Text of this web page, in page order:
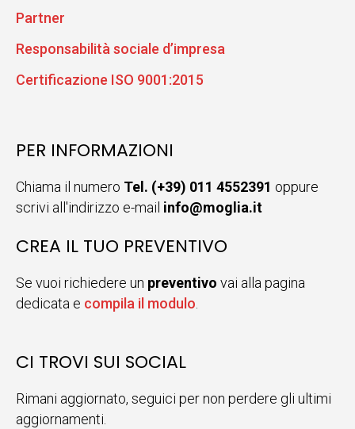
Partner
Responsabilità sociale d’impresa
Certificazione ISO 9001:2015
PER INFORMAZIONI
Chiama il numero Tel. (+39) 011 4552391 oppure
scrivi all'indirizzo e-mail info@moglia.it
CREA IL TUO PREVENTIVO
Se vuoi richiedere un preventivo vai alla pagina
dedicata e compila il modulo.
CI TROVI SUI SOCIAL
Rimani aggiornato, seguici per non perdere gli ultimi
aggiornamenti.